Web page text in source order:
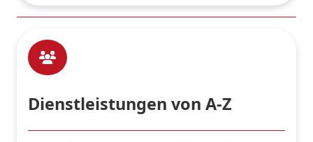
Dienstleistungen von A-Z